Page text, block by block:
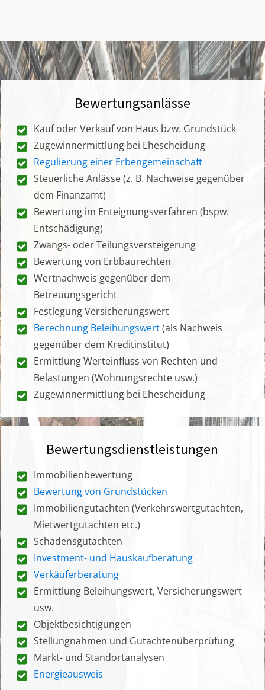
Bewertungsanlässe
Kauf oder Verkauf von Haus bzw. Grundstück
Zugewinnermittlung bei Ehescheidung
Regulierung einer Erbengemeinschaft
Steuerliche Anlässe (z. B. Nachweise gegenüber
dem Finanzamt)
Bewertung im Enteignungsverfahren (bspw.
Entschädigung)
Zwangs- oder Teilungsversteigerung
Bewertung von Erbbaurechten
Wertnachweis gegenüber dem
Betreuungsgericht
Festlegung Versicherungswert
Berechnung Beleihungswert(als Nachweis
gegenüber dem Kreditinstitut)
Ermittlung Werteinfluss von Rechten und
Belastungen (Wohnungsrechte usw.)
Zugewinnermittlung bei Ehescheidung
Bewertungsdienstleistungen
Immobilienbewertung
Bewertung von Grundstücken
Immobiliengutachten (Verkehrswertgutachten,
Mietwertgutachten etc.)
Schadensgutachten
Investment- und Hauskaufberatung
Verkäuferberatung
Ermittlung Beleihungswert, Versicherungswert
usw.
Objektbesichtigungen
Stellungnahmen und Gutachtenüberprüfung
Markt- und Standortanalysen
Energieausweis